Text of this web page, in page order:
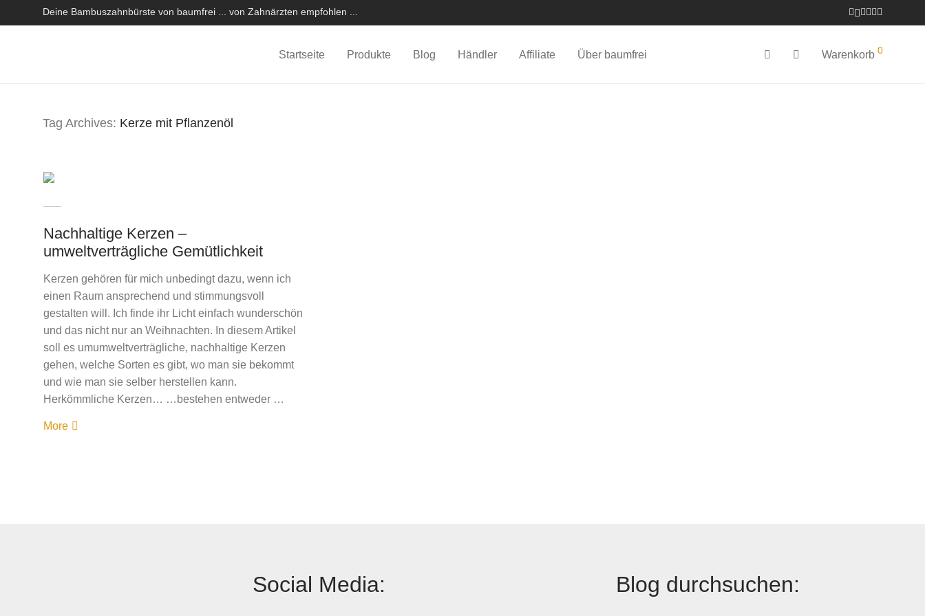
Deine Bambuszahnbürste von baumfrei ... von Zahnärzten empfohlen ...
Startseite Produkte Blog Händler Affiliate Über baumfrei Warenkorb 0
Tag Archives: Kerze mit Pflanzenöl
Nachhaltige Kerzen –
umweltverträgliche Gemütlichkeit
Kerzen gehören für mich unbedingt dazu, wenn ich
einen Raum ansprechend und stimmungsvoll
gestalten will. Ich finde ihr Licht einfach wunderschön
und das nicht nur an Weihnachten. In diesem Artikel
soll es umumweltverträgliche, nachhaltige Kerzen
gehen, welche Sorten es gibt, wo man sie bekommt
und wie man sie selber herstellen kann.
Herkömmliche Kerzen… …bestehen entweder …
More
Social Media: Blog durchsuchen: